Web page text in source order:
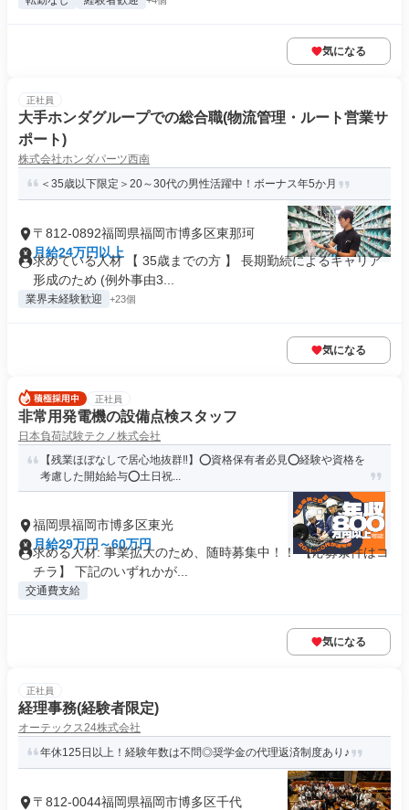
気になる
正社員
大手ホンダグループでの総合職(物流管理・ルート営業サ
ポート)
株式会社ホンダパーツ西南
＜35歳以下限定＞20～30代の男性活躍中！ボーナス年5か月
〒812-0892福岡県福岡市博多区東那珂
月給24万円以上
求めている人材 【 35歳までの方 】 長期勤続によるキャリア
形成のため (例外事由3...
業界未経験歓迎 +23個
気になる
正社員
非常用発電機の設備点検スタッフ
日本負荷試験テクノ株式会社
【残業ほぼなしで居心地抜群‼】⭕️資格保有者必見⭕️経験や資格を
考慮した開始給与⭕️土日祝...
福岡県福岡市博多区東光
月給29万円～60万円
求める人材: 事業拡大のため、随時募集中！！ 【応募条件はコ
チラ】 下記のいずれかが...
交通費支給
気になる
正社員
経理事務(経験者限定)
オーテックス24株式会社
年休125日以上！経験年数は不問◎奨学金の代理返済制度あり♪
〒812-0044福岡県福岡市博多区千代